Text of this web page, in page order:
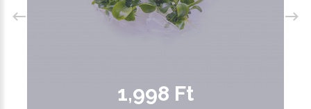
1,998 Ft